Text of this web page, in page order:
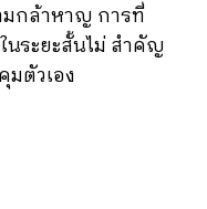
มกล้าหาญ การที่
ระยะสั้นไม่ สำคัญ
ตัวเอง